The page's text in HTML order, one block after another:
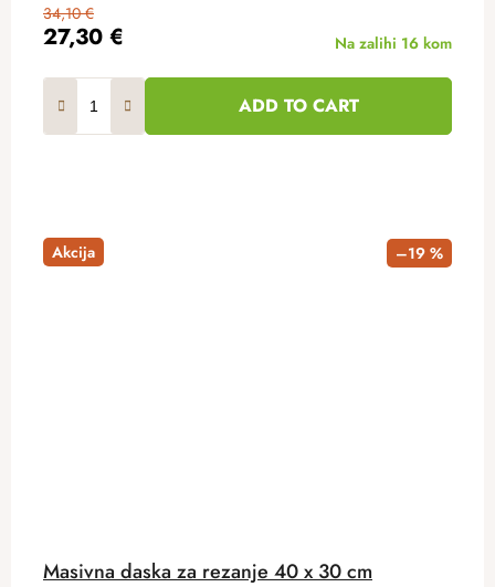
27,30 €
34,10 €
Na zalihi 16 kom
ADD TO CART
Akcija –19 %
Masivna daska za rezanje 40 x 30 cm